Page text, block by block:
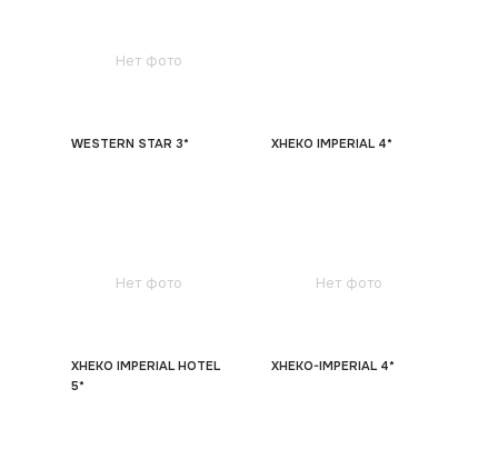
Нет фото
WESTERN STAR 3* XHEKO IMPERIAL 4*
Нет фото
XHEKO IMPERIAL HOTEL
5*
Нет фото
XHEKO-IMPERIAL 4*